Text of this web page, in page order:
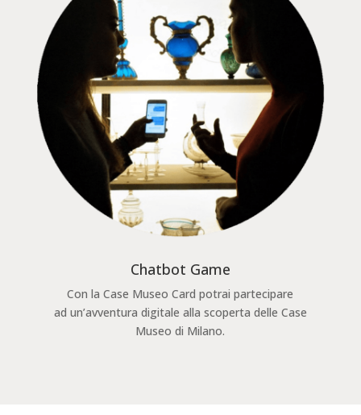
Chatbot Game
Con la Case Museo Card potrai partecipare
ad un’avventura digitale alla scoperta delle Case
Museo di Milano.